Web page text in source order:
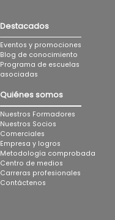
Destacados
Eventos y promociones
Blog de conocimiento
Programa de escuelas
asociadas
Quiénes somos
Nuestros Formadores
Nuestros Socios
Comerciales
Empresa y logros
Metodología comprobada
Centro de medios
Carreras profesionales
Contáctenos